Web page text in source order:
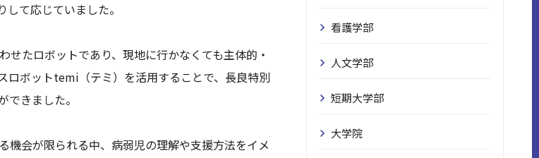
て応じていました。
せたロボットであり、現地に行かなくても主体的・
ロボットtemi （テミ）を活用することで、長良特別
きました。
会が限られる中、病弱児の理解や支援方法をイメ
看護学部
人文学部
短期大学部
大学院